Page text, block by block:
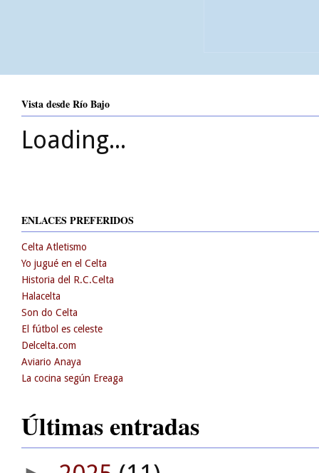
Vista desde Río Bajo
Loading...
ENLACES PREFERIDOS
Celta Atletismo
Yo jugué en el Celta
Historia del R.C.Celta
Halacelta
Son do Celta
El fútbol es celeste
Delcelta.com
Aviario Anaya
La cocina según Ereaga
Últimas entradas